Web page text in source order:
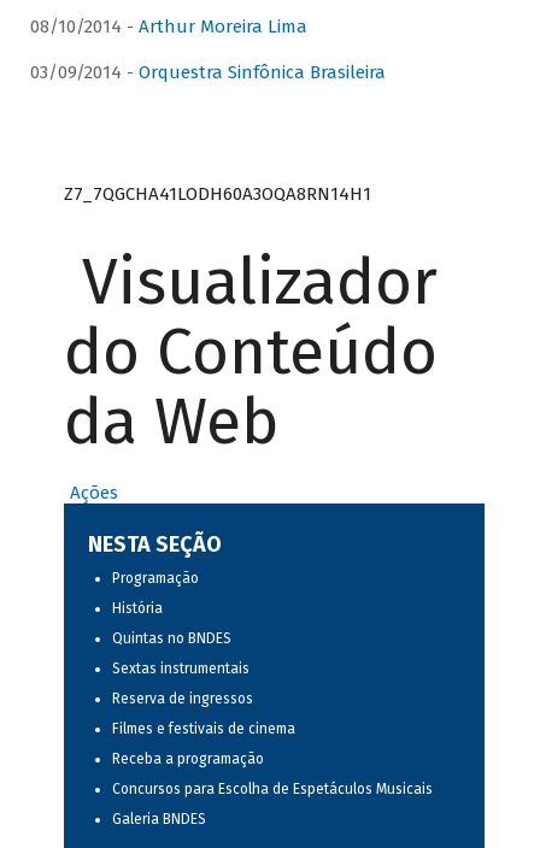
08/10/2014 - Arthur Moreira Lima
03/09/2014 - Orquestra Sinfônica Brasileira
Z7_7QGCHA41LODH60A3OQA8RN14H1
Visualizador
do Conteúdo
da Web
Ações
NESTA SEÇÃO
Programação
História
Quintas no BNDES
Sextas instrumentais
Reserva de ingressos
Filmes e festivais de cinema
Receba a programação
Concursos para Escolha de Espetáculos Musicais
Galeria BNDES